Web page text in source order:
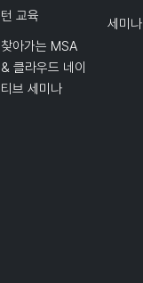
턴 교육
찾아가는 MSA
& 클라우드 네이
티브 세미나
세미나